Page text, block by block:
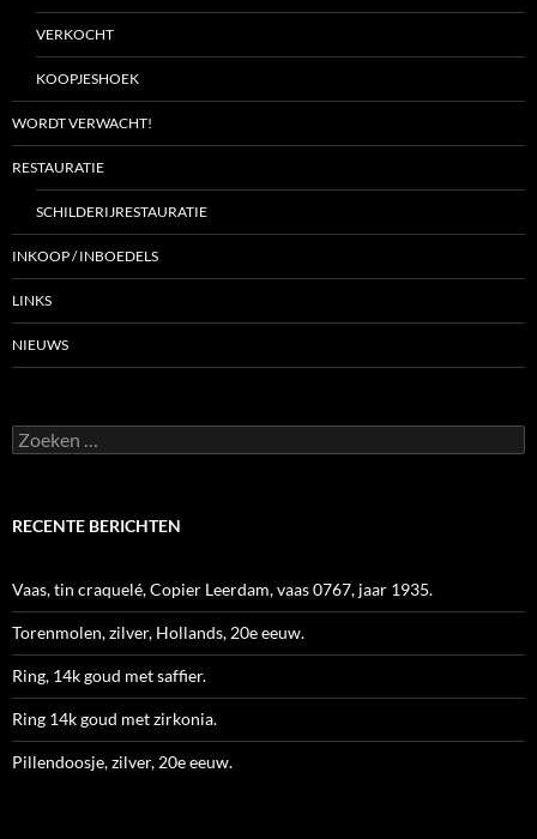
VERKOCHT
KOOPJESHOEK
WORDT VERWACHT!
RESTAURATIE
SCHILDERIJRESTAURATIE
INKOOP / INBOEDELS
LINKS
NIEUWS
Zoeken
naar:
RECENTE BERICHTEN
Vaas, tin craquelé, Copier Leerdam, vaas 0767, jaar 1935.
Torenmolen, zilver, Hollands, 20e eeuw.
Ring, 14k goud met saffier.
Ring 14k goud met zirkonia.
Pillendoosje, zilver, 20e eeuw.